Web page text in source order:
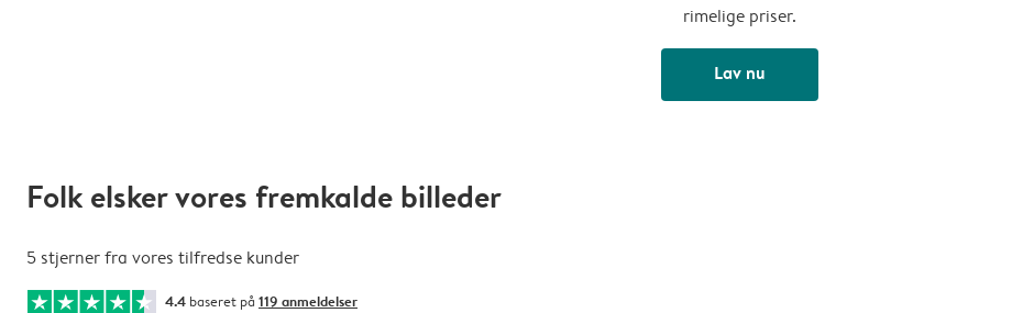
rimelige priser.
Lav nu
Folk elsker vores fremkalde billeder
5 stjerner fra vores tilfredse kunder
4.4 baseret på 119 anmeldelser